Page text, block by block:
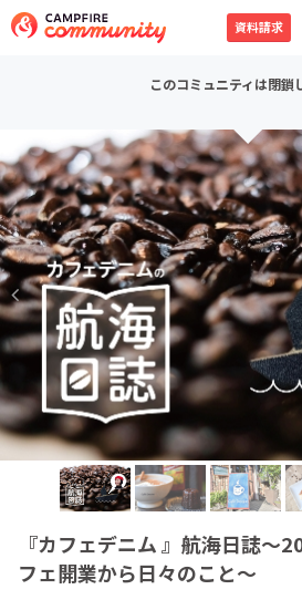
資料請求
このコミュニティは閉鎖
『カフェデニム 』航海日誌〜
フェ開業から日々のこと〜